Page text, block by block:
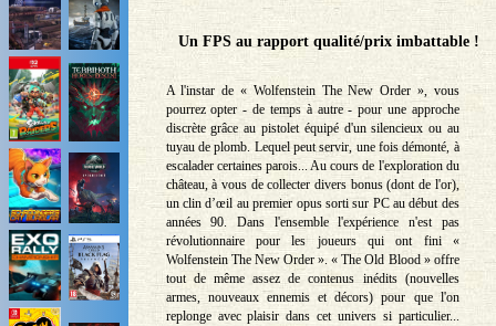
Un FPS au rapport qualité/prix imbattable !
A l'instar de « Wolfenstein The New Order », vous
pourrez opter - de temps à autre - pour une approche
discrète grâce au pistolet équipé d'un silencieux ou au
tuyau de plomb. Lequel peut servir, une fois démonté, à
escalader certaines parois... Au cours de l'exploration du
château, à vous de collecter divers bonus (dont de l'or),
un clin d’œil au premier opus sorti sur PC au début des
années 90. Dans l'ensemble l'expérience n'est pas
révolutionnaire pour les joueurs qui ont fini «
Wolfenstein The New Order ». « The Old Blood » offre
tout de même assez de contenus inédits (nouvelles
armes, nouveaux ennemis et décors) pour que l'on
replonge avec plaisir dans cet univers si particulier...